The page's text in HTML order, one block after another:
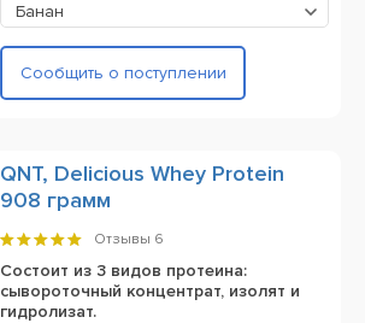
Банан
Сообщить о поступлении
QNT, Delicious Whey Protein
908 грамм
Отзывы 6
Состоит из 3 видов протеина:
сывороточный концентрат, изолят и
гидролизат.